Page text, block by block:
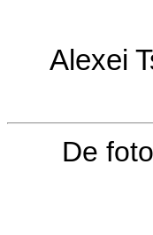
Alexei
De